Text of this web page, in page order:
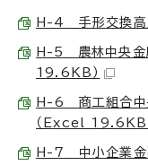
H-4 手形交換高
H-5 農林中央金
19.6KB）
H-6 商工組合中
（Excel 19.6KB
H-7 中小企業金